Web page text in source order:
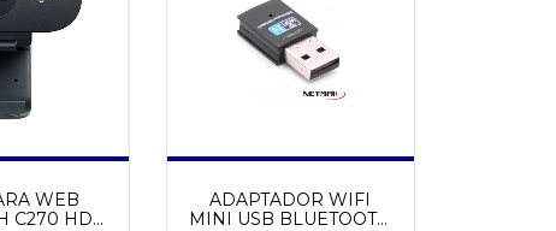
WEB
C270 HD
ADAPTADOR WIFI
MINI USB BLUETOOTH